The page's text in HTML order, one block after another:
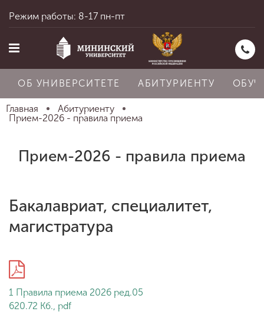
Абитуриенту
Наука
Режим работы: 8-17 пн-пт
ОБ УНИВЕРСИТЕТЕ АБИТУРИЕНТУ
Главная
Абитуриенту
Прием-2026 - правила приема
Прием-2026 - правила приема
Бакалавриат, специалитет,
магистратура
1 Правила приема 2026 ред.05
620.72 Кб., pdf